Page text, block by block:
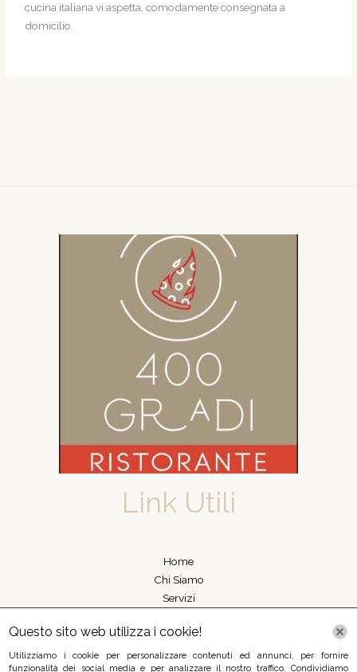
cucina italiana vi aspetta, comodamente consegnata a
domicilio.
Link Utili
Home
Chi Siamo
Servizi
Contatti
Questo sito web utilizza i cookie!
Utilizziamo i cookie per personalizzare contenuti ed annunci, per fornire
funzionalità dei social media e per analizzare il nostro traffico. Condividiamo